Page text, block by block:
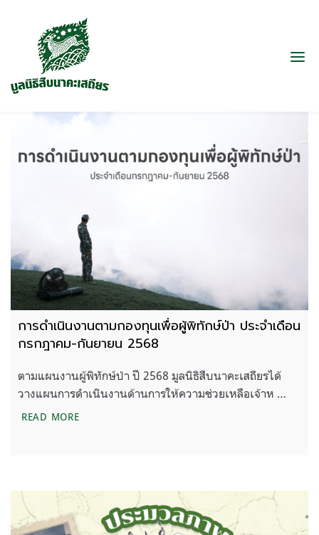
การดำเนินงานตามกองทุนเพื่อผู้พิทักษ์ป่า ประจำเดือน
กรกฎาคม-กันยายน 2568
ตามแผนงานผู้พิทักษ์ป่า ปี 2568 มูลนิธิสืบนาคะเสถียรได้
วางแผนการดำเนินงานด้านการให้ความช่วยเหลือเจ้าห …
READ MOREการดำเนินงานตามกองทุนเพื่อผู้พิทักษ์ป่า ประจำเดือ